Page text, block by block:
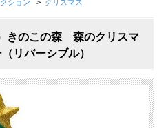
ション > クリスマス
きのこの森 森のクリスマ
リバーシブル）